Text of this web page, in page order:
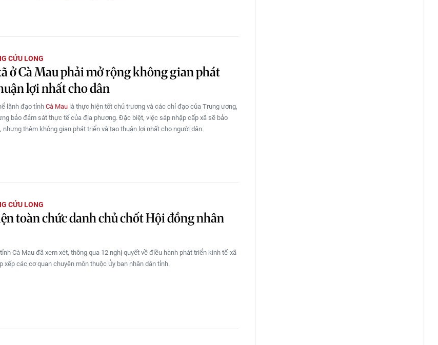
CỬU LONG
ở Cà Mau phải mở rộng không gian phát
lợi nhất cho dân
lãnh đạo tỉnhCà Mau là thực hiện tốt chủ trương và các chỉ đạo của Trung ương,
bảo đảm sát thực tế của địa phương. Đặc biệt, việc sáp nhập cấp xã sẽ bảo
nhưng thêm không gian phát triển và tạo thuận lợi nhất cho người dân.
CỬU LONG
toàn chức danh chủ chốt Hội đồng nhân
Cà Mau đã xem xét, thông qua 12 nghị quyết về điều hành phát triển kinh tế-xã
xếp các cơ quan chuyên môn thuộc Ủy ban nhân dân tỉnh.